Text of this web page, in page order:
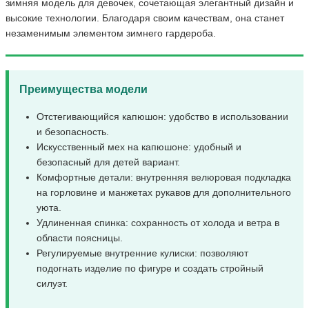
зимняя модель для девочек, сочетающая элегантный дизайн и
высокие технологии. Благодаря своим качествам, она станет
незаменимым элементом зимнего гардероба.
Преимущества модели
Отстегивающийся капюшон: удобство в использовании
и безопасность.
Искусственный мех на капюшоне: удобный и
безопасный для детей вариант.
Комфортные детали: внутренняя велюровая подкладка
на горловине и манжетах рукавов для дополнительного
уюта.
Удлиненная спинка: сохранность от холода и ветра в
области поясницы.
Регулируемые внутренние кулиски: позволяют
подогнать изделие по фигуре и создать стройный
силуэт.